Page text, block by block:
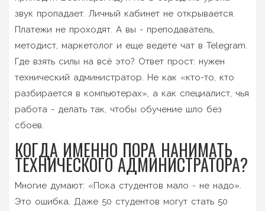
звук пропадает. Личный кабинет не открывается.
Платежи не проходят. А вы - преподаватель,
методист, маркетолог и еще ведете чат в Telegram.
Где взять силы на всё это? Ответ прост: нужен
технический администратор. Не как «кто-то, кто
разбирается в компьютерах», а как специалист, чья
работа - делать так, чтобы обучение шло без
сбоев.
КОГДА ИМЕННО ПОРА НАНИМАТЬ
ТЕХНИЧЕСКОГО АДМИНИСТРАТОРА?
Многие думают: «Пока студентов мало - не надо».
Это ошибка. Даже 50 студентов могут стать 50